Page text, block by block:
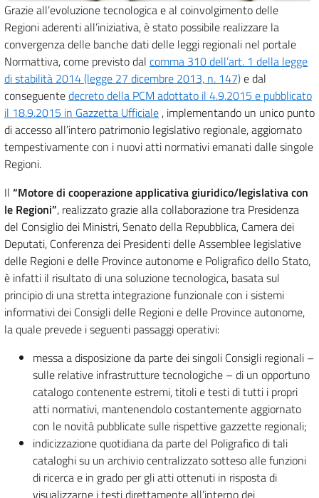
Grazie all’evoluzione tecnologica e al coinvolgimento delle
Regioni aderenti all’iniziativa, è stato possibile realizzare la
convergenza delle banche dati delle leggi regionali nel portale
Normattiva, come previsto dal comma 310 dell’art. 1 della legge
di stabilità 2014 (legge 27 dicembre 2013, n. 147)e dal
conseguentedecreto della PCM adottato il 4.9.2015 e pubblicato
il 18.9.2015 in Gazzetta Ufficiale , implementando un unico punto
di accesso all’intero patrimonio legislativo regionale, aggiornato
tempestivamente con i nuovi atti normativi emanati dalle singole
Regioni.
Il “Motore di cooperazione applicativa giuridico/legislativa con
le Regioni”, realizzato grazie alla collaborazione tra Presidenza
del Consiglio dei Ministri, Senato della Repubblica, Camera dei
Deputati, Conferenza dei Presidenti delle Assemblee legislative
delle Regioni e delle Province autonome e Poligrafico dello Stato,
è infatti il risultato di una soluzione tecnologica, basata sul
principio di una stretta integrazione funzionale con i sistemi
informativi dei Consigli delle Regioni e delle Province autonome,
la quale prevede i seguenti passaggi operativi:
messa a disposizione da parte dei singoli Consigli regionali –
sulle relative infrastrutture tecnologiche – di un opportuno
catalogo contenente estremi, titoli e testi di tutti i propri
atti normativi, mantenendolo costantemente aggiornato
con le novità pubblicate sulle rispettive gazzette regionali;
indicizzazione quotidiana da parte del Poligrafico di tali
cataloghi su un archivio centralizzato sotteso alle funzioni
di ricerca e in grado per gli atti ottenuti in risposta di
visualizzarne i testi direttamente all’interno dei